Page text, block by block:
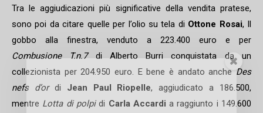
Tra le aggiudicazioni più significative della vendita pratese,
sono poi da citare quelle per l’olio su tela di Ottone Rosai, Il
gobbo alla finestra, venduto a 223.400 euro e per
Combusione T.n.7di Alberto Burri conquistata da un
collezionista per 204.950 euro. E bene è andato anche Des
nefs d’ordi Jean Paul Riopelle, aggiudicato a 186.500,
mentre Lotta di polpidi Carla Accardi a raggiunto i 149.600